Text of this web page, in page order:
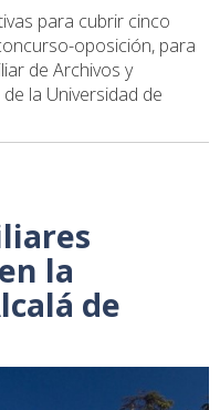
para cubrir cinco
oposición, para
de Archivos y
la Universidad de
la
de